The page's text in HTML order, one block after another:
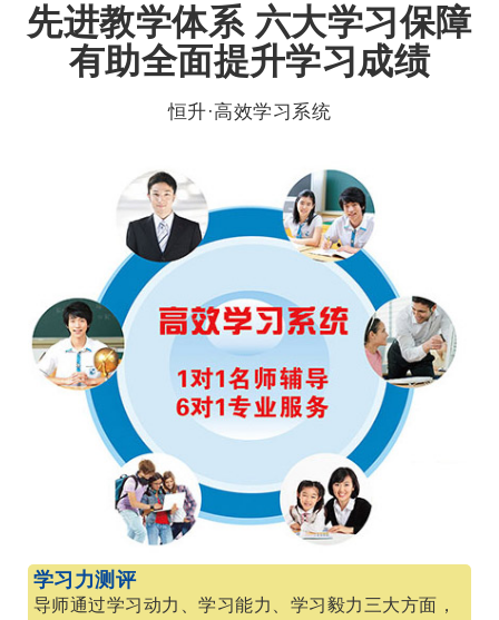
先进教学体系 六大学习保障
有助全面提升学习成绩
恒升·高效学习系统
学习力测评
导师通过学习动力、学习能力、学习毅力三大方面，